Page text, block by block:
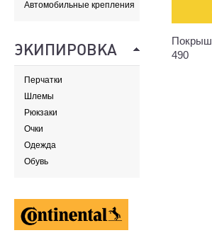
Автомобильные крепления
ЭКИПИРОВКА
Перчатки
Шлемы
Рюкзаки
Очки
Одежда
Обувь
490